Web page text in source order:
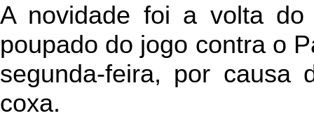
A novidade foi a volta do
poupado do jogo contra o
segunda-feira, por causa
coxa.